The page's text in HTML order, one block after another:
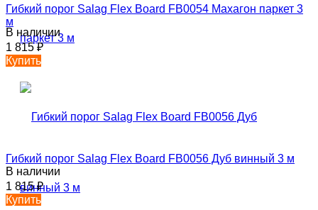
Гибкий порог Salag Flex Board FB0054 Махагон паркет 3
м
В наличии
1 815₽
Купить
Гибкий порог Salag Flex Board FB0056 Дуб винный 3 м
В наличии
1 815₽
Купить